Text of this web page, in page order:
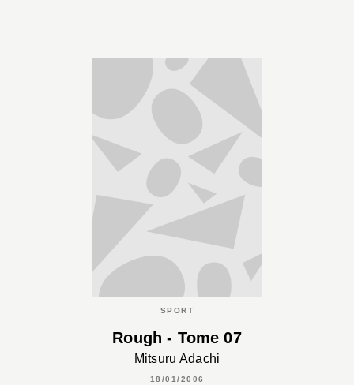
SPORT
Rough - Tome 07
Mitsuru Adachi
18/01/2006